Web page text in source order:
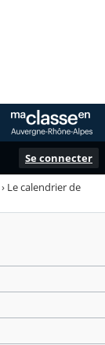
Se connecter
› Le calendrier de